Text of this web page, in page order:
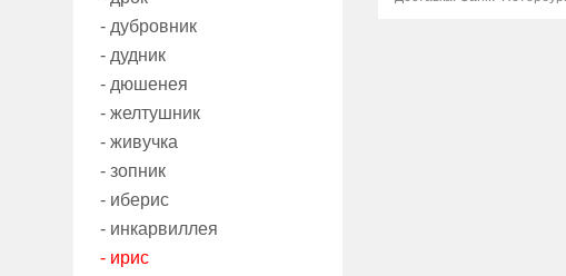
- дубровник
- дудник
- дюшенея
- желтушник
- живучка
- зопник
- иберис
- инкарвиллея
- ирис